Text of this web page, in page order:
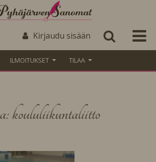
Kirjaudu sisään
ILMOITUKSET TILAA
koululiikuntaliitto